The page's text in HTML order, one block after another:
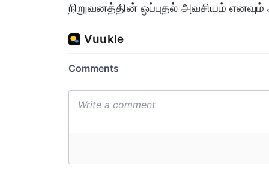
நிறுவனத்தின் ஒப்புதல் அவசியம் எனவும்